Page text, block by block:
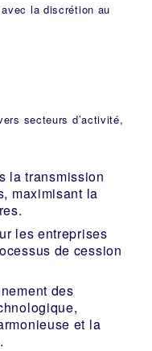
la discrétion au
secteurs d’activité,
la transmission
maximisant la
les entreprises
de cession
des
et la